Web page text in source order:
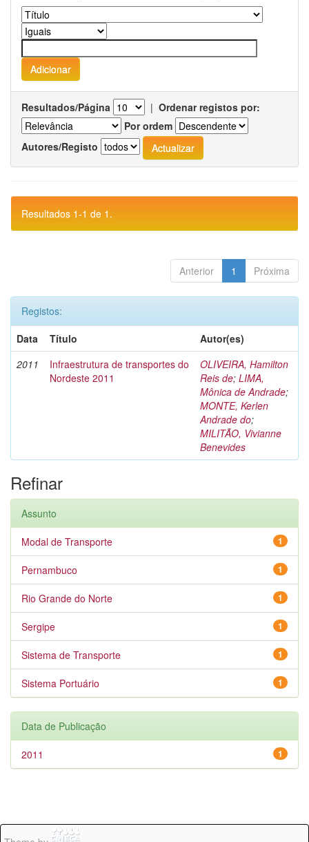
Resultados/Página | Ordenar registos por:
Por ordem
Autores/Registo
Resultados 1-1 de 1.
Anterior 1 Próxima
Registos:
Data
Título
Autor(es)
2011
Infraestrutura de transportes do
Nordeste 2011
OLIVEIRA, Hamilton
Reis de; LIMA,
Mônica de Andrade;
MONTE, Kerlen
Andrade do;
MILITÃO, Vivianne
Benevides
Refinar
Assunto
1
Modal de Transporte
1
Pernambuco
1
Rio Grande do Norte
1
Sergipe
1
Sistema de Transporte
1
Sistema Portuário
Data de Publicação
1
2011